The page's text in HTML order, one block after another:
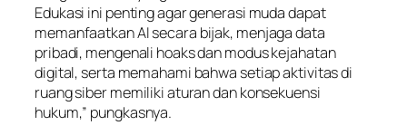
Edukasi ini penting agar generasi muda dapat
memanfaatkan AI secara bijak, menjaga data
pribadi, mengenali hoaks dan modus kejahatan
digital, serta memahami bahwa setiap aktivitas di
ruang siber memiliki aturan dan konsekuensi
hukum,” pungkasnya.